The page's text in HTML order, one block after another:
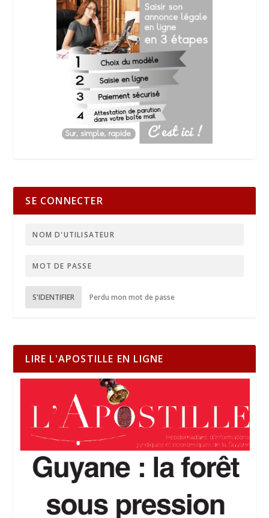
SE CONNECTER
S'IDENTIFIER Perdu mon mot de passe
LIRE L'APOSTILLE EN LIGNE